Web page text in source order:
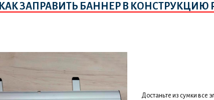
КАК ЗАПРАВИТЬ БАННЕР В КОНСТРУКЦИЮ
Достаньте из сумки все